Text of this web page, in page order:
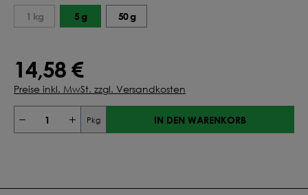
1 kg 5 g 50 g
14,58 €
Preise inkl. MwSt. zzgl. Versandkosten
Pkg IN DEN WARENKORB